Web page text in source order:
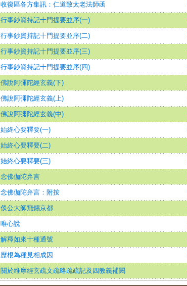
收復區各方集訊：仁道致太老法師函
行事鈔資持記十門提要並序(一)
行事鈔資持記十門提要並序(二)
行事鈔資持記十門提要並序(三)
行事鈔資持記十門提要並序(四)
佛說阿彌陀經玄義(下)
佛說阿彌陀經玄義(上)
佛說阿彌陀經玄義(中)
始終心要釋要(一)
始終心要釋要(二)
始終心要釋要(三)
念佛伽陀弁言
念佛伽陀弁言：附按
倓公大師飛錫京都
唯心說
解釋如來十種通號
歷根為種見相成因
關於維摩經玄疏文疏略疏疏記及四教義補闕